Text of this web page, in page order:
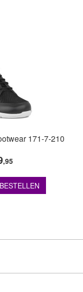
171-7-210
,95
BESTELLEN